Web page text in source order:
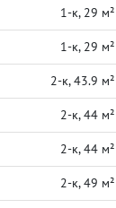
1-к, 29 м²
1-к, 29 м²
2-к, 43.9 м²
2-к, 44 м²
2-к, 44 м²
2-к, 49 м²